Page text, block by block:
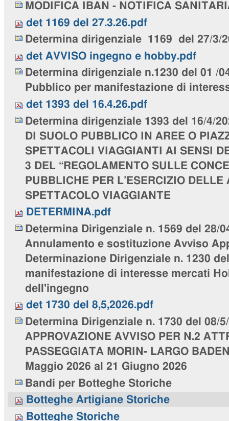
MODIFICA IBAN - NOTIFICA
det 1169 del 27.3.26.pdf
Determina dirigenziale 1169 del 27/3/
det AVVISO ingegno e hobby.pdf
Determina dirigenziale n.1230 del 01 /
Pubblico per manifestazione di
det 1393 del 16.4.26.pdf
Determina dirigenziale 1393 del 16/4/
DI SUOLO PUBBLICO IN AREE O
SPETTACOLI VIAGGIANTI AI SENSI
3 DEL “REGOLAMENTO SULLE
PUBBLICHE PER L’ESERCIZIO DELLE
SPETTACOLO VIAGGIANTE
DETERMINA.pdf
Determina Dirigenziale n. 1569 del 28/
Annulamento e sostituzione Avviso
Determinazione Dirigenziale n. 1230
manifestazione di interesse mercati
dell'ingegno
det 1730 del 8,5,2026.pdf
Determina Dirigenziale n. 1730 del 08/
APPROVAZIONE AVVISO PER N.2
PASSEGGIATA MORIN- LARGO
Maggio 2026 al 21 Giugno 2026
Bandi per Botteghe Storiche
Botteghe Artigiane Storiche
Botteghe Storiche